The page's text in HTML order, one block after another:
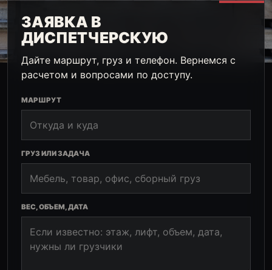
ЗАЯВКА В
ДИСПЕТЧЕРСКУЮ
Дайте маршрут, груз и телефон. Вернемся с
расчетом и вопросами по доступу.
МАРШРУТ
ГРУЗ ИЛИ ЗАДАЧА
ВЕС, ОБЪЕМ, ДАТА